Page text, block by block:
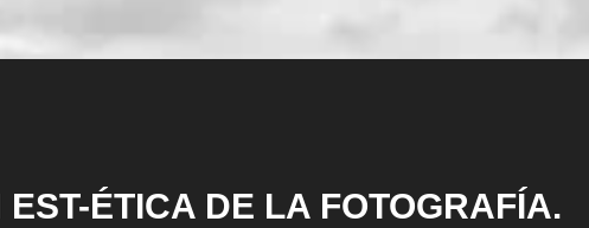
ÉTICA DE LA FOTOGRAFÍA.